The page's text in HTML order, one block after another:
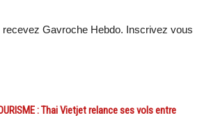
recevez Gavroche Hebdo. Inscrivez vous
: Thai Vietjet relance ses vols entre